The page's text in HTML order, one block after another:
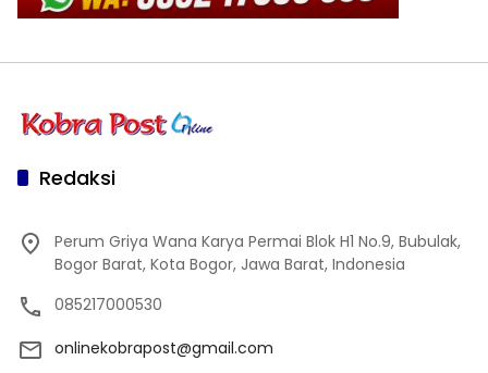
Redaksi
Perum Griya Wana Karya Permai Blok H1 No.9, Bubulak,
Bogor Barat, Kota Bogor, Jawa Barat, Indonesia
085217000530
onlinekobrapost@gmail.com